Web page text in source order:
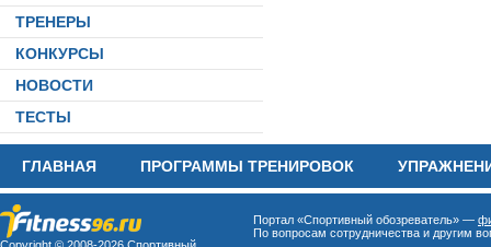
ТРЕНЕРЫ
КОНКУРСЫ
НОВОСТИ
ТЕСТЫ
ГЛАВНАЯ ПРОГРАММЫ ТРЕНИРОВОК
Портал «Спортивный обозреватель» —
По вопросам сотрудничества и другим